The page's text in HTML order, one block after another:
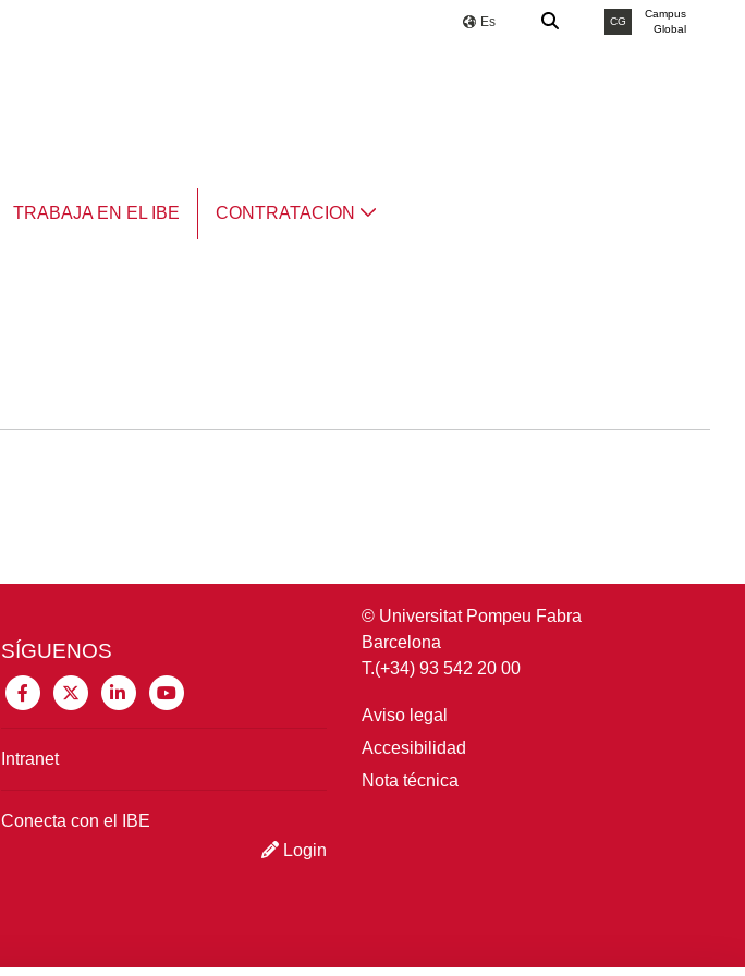
Es CG
Campus
Global
TRABAJA EN EL IBE CONTRATACION
SÍGUENOS
Intranet
Conecta con el IBE
Login
© Universitat Pompeu Fabra
Barcelona
T.(+34) 93 542 20 00
Aviso legal
Accesibilidad
Nota técnica